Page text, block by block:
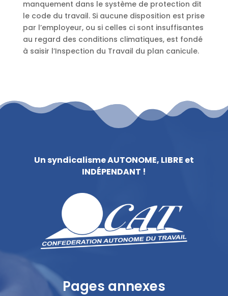
manquement dans le système de protection dit
le code du travail. Si aucune disposition est prise
par l’employeur, ou si celles ci sont insuffisantes
au regard des conditions climatiques, est fondé
à saisir l’Inspection du Travail du plan canicule.
Un syndicalisme AUTONOME, LIBRE et
INDÉPENDANT !
Pages annexes